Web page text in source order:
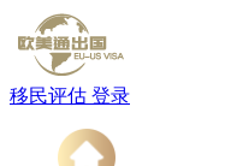
移民评估 登录